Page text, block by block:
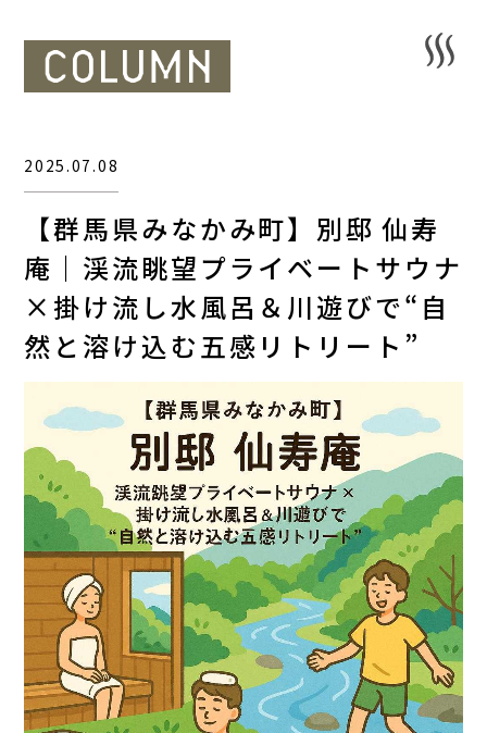
TOP
サウナ
宿泊
食事
【群馬県みなかみ町】別邸 仙寿
庵｜渓流眺望プライベートサウナ
×掛け流し水風呂＆川遊びで“自
然と溶け込む五感リトリート”
2025.07.08